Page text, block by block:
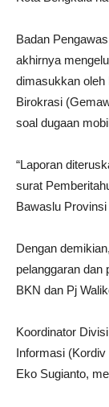
Badan
akhirnya
dimasukkan
Birokrasi
soal dugaan
“Laporan
surat
Bawaslu
Dengan
pelanggaran dan
BKN dan Pj
Koordinator
Informasi
Eko Sugianto,